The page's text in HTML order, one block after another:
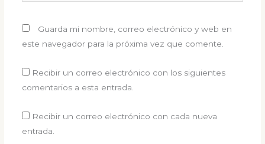
Guarda mi nombre, correo electrónico y web en
este navegador para la próxima vez que comente.
Recibir un correo electrónico con los siguientes
comentarios a esta entrada.
Recibir un correo electrónico con cada nueva
entrada.